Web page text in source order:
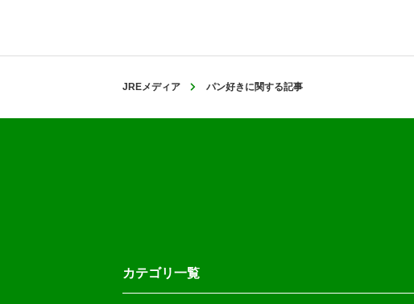
JREメディア パン好きに関する記事
カテゴリ一覧